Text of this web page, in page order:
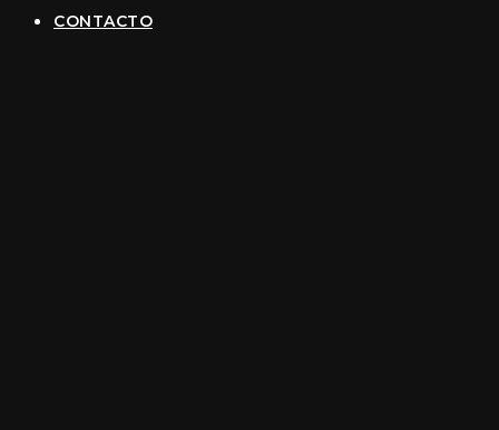
CONTACTO